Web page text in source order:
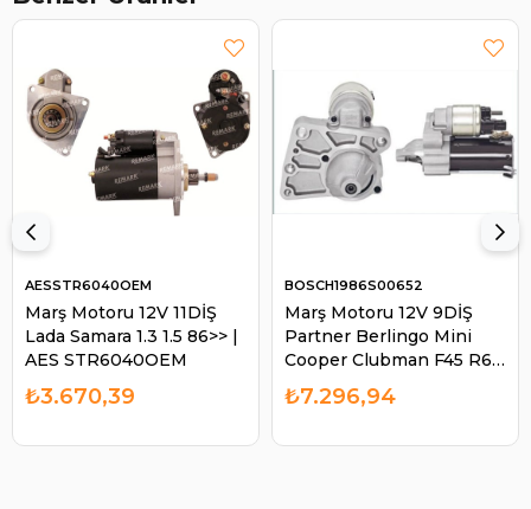
Marş Motoru 12V 11DİŞ
Lada Samara 1.3 1.5 86>> |
AES STR6040OEM
AESSTR6040OEM
₺3.670,39
Marş Motoru 12V 9DİŞ
Partner Berlingo Mini
Cooper Clubman F45 R60
BOSCH1986S00652
₺7.296,94